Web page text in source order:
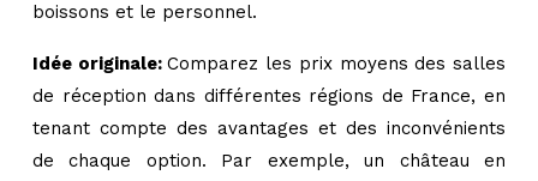
boissons et le personnel.
Idée originale:Comparez les prix moyens des salles
de réception dans différentes régions de France, en
tenant compte des avantages et des inconvénients
de chaque option. Par exemple, un château en